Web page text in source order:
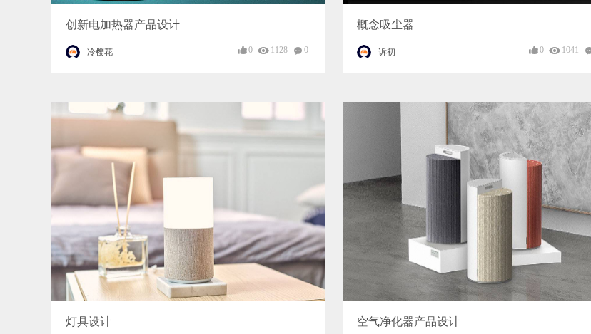
创新电加热器产品设计
冷樱花 0 1128 0
概念吸尘器
诉初 0 1041
灯具设计 空气净化器产品设计